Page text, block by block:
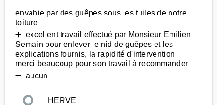
envahie par des guêpes sous les tuiles de notre
toiture
➕ excellent travail effectué par Monsieur Emilien
Semain pour enlever le nid de guêpes et les
explications fournis, la rapidité d'intervention
merci beaucoup pour son travail à recommander
➖ aucun
HERVE